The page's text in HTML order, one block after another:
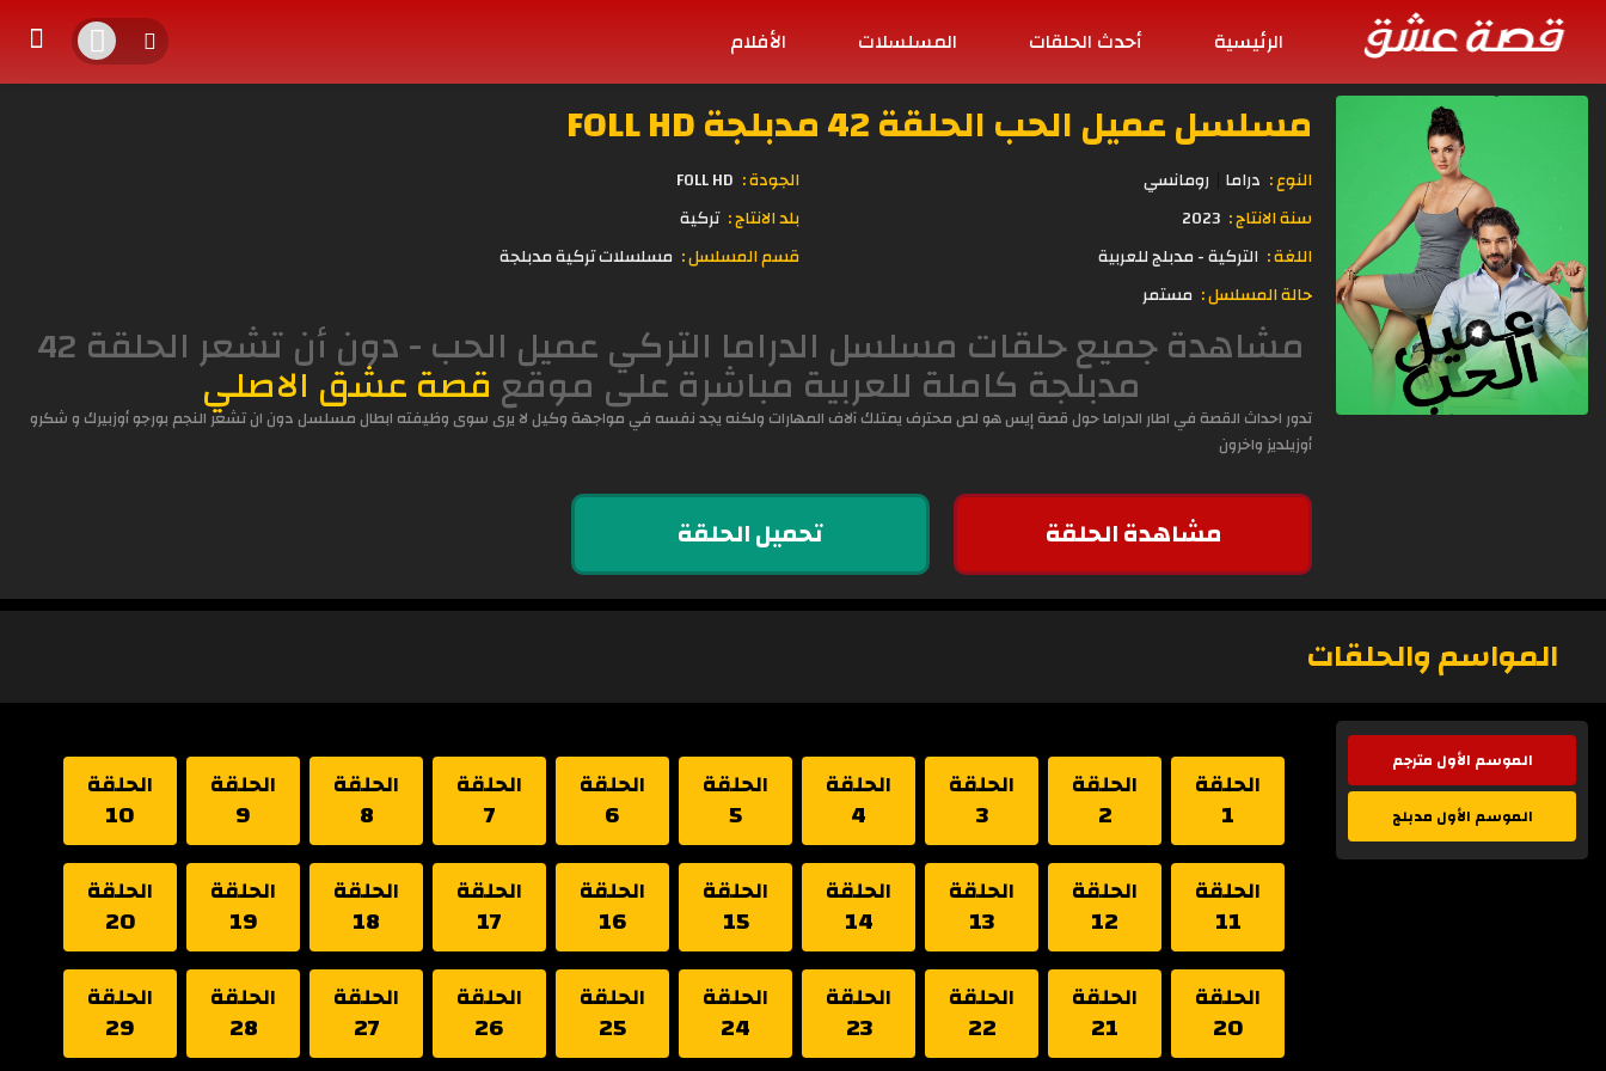
الرئيسية أحدث الحلقات المسلسلات الأفلام
مسلسل عميل الحب الحلقة 42 مدبلجة FOLL HD
النوع : دراما رومانسي الجودة : FOLL HD
سنة الانتاج : 2023 بلد الانتاج : تركية
اللغة : التركية - مدبلج للعربية قسم المسلسل : مسلسلات تركية مدبلجة
حالة المسلسل : مستمر
مشاهدة جميع حلقات مسلسل الدراما التركي عميل الحب - دون أن تشعر الحلقة 42
مدبلجة كاملة للعربية مباشرة على موقع قصة عشق الاصلي
تدور احداث القصة في اطار الدراما حول قصة إيس هو لص محترف يمتلك آلاف المهارات ولكنه يجد نفسه في مواجهة وكيل لا يرى سوى وظيفته ابطال مسلسل دون ان تشعر النجم بورجو أوزبيرك و شكرو
أوزيلديز واخرون
مشاهدة الحلقة تحميل الحلقة
المواسم والحلقات
الموسم الأول مترجم
الموسم الأول مدبلج
الحلقة
1
الحلقة
2
الحلقة
3
الحلقة
4
الحلقة
5
الحلقة
6
الحلقة
7
الحلقة
8
الحلقة
9
الحلقة
10
الحلقة
11
الحلقة
12
الحلقة
13
الحلقة
14
الحلقة
15
الحلقة
16
الحلقة
17
الحلقة
18
الحلقة
19
الحلقة
20
الحلقة
20
الحلقة
21
الحلقة
22
الحلقة
23
الحلقة
24
الحلقة
25
الحلقة
26
الحلقة
27
الحلقة
28
الحلقة
29